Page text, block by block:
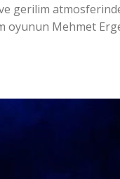
gerilim
oyunun Mehmet